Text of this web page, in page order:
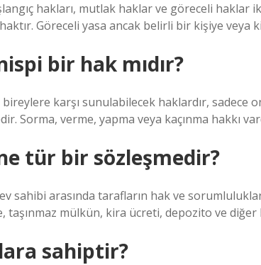
​​hakları, mutlak haklar ve göreceli haklar
Göreceli yasa ancak belirli bir kişiye veya
bir hak mıdır?
karşı sunulabilecek haklardır, sadece
Sorma, verme, yapma veya kaçınma hakkı
tür bir sözleşmedir?
sahibi arasında tarafların hak ve
mülkün, kira ücreti, depozito ve diğer
sahiptir?